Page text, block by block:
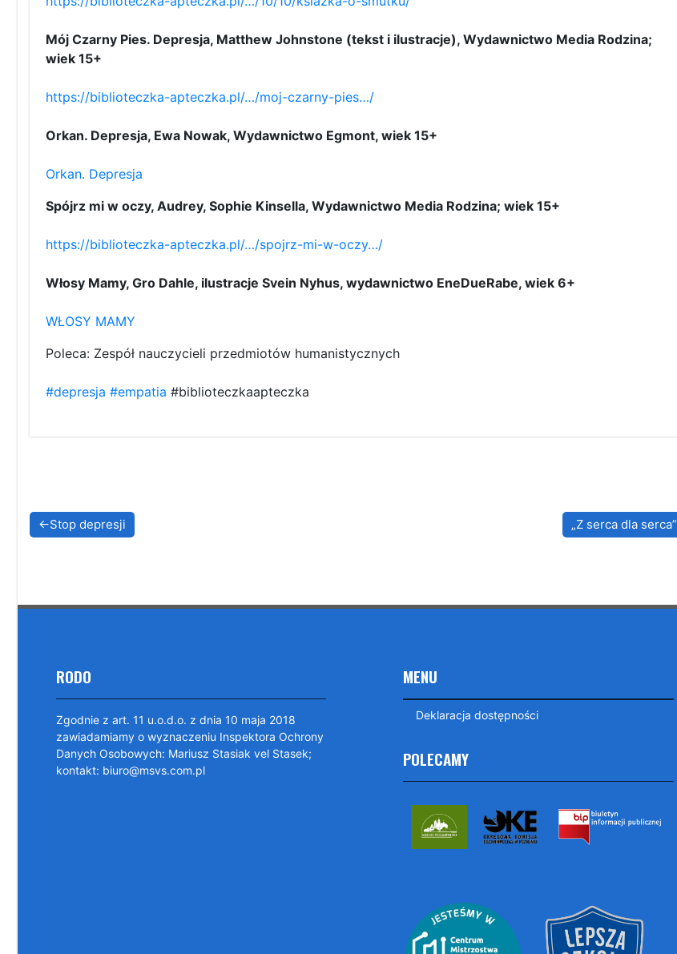
Mój Czarny Pies. Depresja, Matthew Johnstone (tekst i ilustracje), Wydawnictwo Media Rodzina;
wiek 15+
https://biblioteczka-apteczka.pl/…/moj-czarny-pies…/
Orkan. Depresja, Ewa Nowak, Wydawnictwo Egmont, wiek 15+
Orkan. Depresja
Spójrz mi w oczy, Audrey, Sophie Kinsella, Wydawnictwo Media Rodzina; wiek 15+
https://biblioteczka-apteczka.pl/…/spojrz-mi-w-oczy…/
Włosy Mamy, Gro Dahle, ilustracje Svein Nyhus, wydawnictwo EneDueRabe, wiek 6+
WŁOSY MAMY
Poleca: Zespół nauczycieli przedmiotów humanistycznych
#depresja #empatia #biblioteczkaapteczka
Nawigacja
wpisu
Stop depresji „Z serca dla serca”
RODO
Zgodnie z art. 11 u.o.d.o. z dnia 10 maja 2018
zawiadamiamy o wyznaczeniu Inspektora Ochrony
Danych Osobowych: Mariusz Stasiak vel Stasek;
kontakt: biuro@msvs.com.pl
MENU
Deklaracja dostępności
POLECAMY